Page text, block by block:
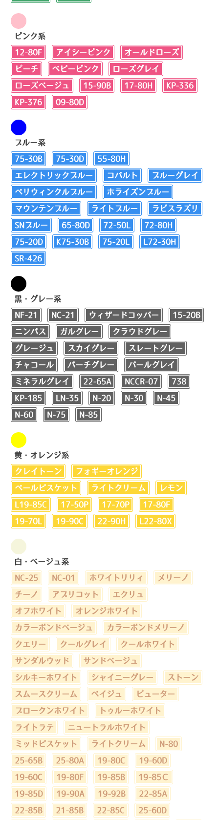
ピンク系
12-80F アイシーピンク オールドローズ
ピーチ ベビーピンク ローズグレイ
ローズベージュ 15-90B 17-80H KP-336
KP-376 09-80D
ブルー系
75-30B 75-30D 55-80H
エレクトリックブルー コバルト ブルーグレイ
ペリウィンクルブルー ホライズンブルー
マウンテンブルー ライトブルー ラピスラズリ
SNブルー 65-80D 72-50L 72-80H
75-20D K75-30B 75-20L L72-30H
SR-426
黒・グレー系
NF-21 NC-21 ウィザードコッパー 15-20B
ニンバス ガルグレー クラウドグレー
グレージュ スカイグレー スレートグレー
チャコール バーチグレー パールグレイ
ミネラルグレイ 22-65A NCCR-07 738
KP-185 LN-35 N-20 N-30 N-45
N-60 N-75 N-85
黄・オレンジ系
クレイトーン フォギーオレンジ
ペールビスケット ライトクリーム レモン
L19-85C 17-50P 17-70P 17-80F
19-70L 19-90C 22-90H L22-80X
白・ベージュ系
NC-25 NC-01 ホワイトリリィ メリーノ
チーノ アプリコット エクリュ
オフホワイト オレンジホワイト
カラーボンドベージュ カラーボンドメリーノ
クエリー クールグレイ クールホワイト
サンダルウッド サンドベージュ
シルキーホワイト シャイニーグレー ストーン
スムースクリーム ベイジュ ピューター
ブロークンホワイト トゥルーホワイト
ライトラテ ニュートラルホワイト
ミッドビスケット ライトクリーム N-80
25-65B 25-80A 19-80C 19-60D
19-60C 19-80F 19-85B 19-85Ｃ
19-85D 19-90A 19-92B 22-85A
22-85B 21-85B 22-85C 25-60D